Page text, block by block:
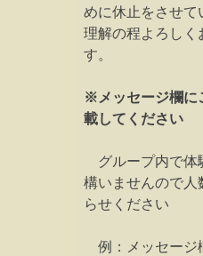
めに休止をさせて
理解の程よろしく
す。
※メッセージ欄に
載してください
グループ内で体
構いませんので人
らせください
例：メッセージ